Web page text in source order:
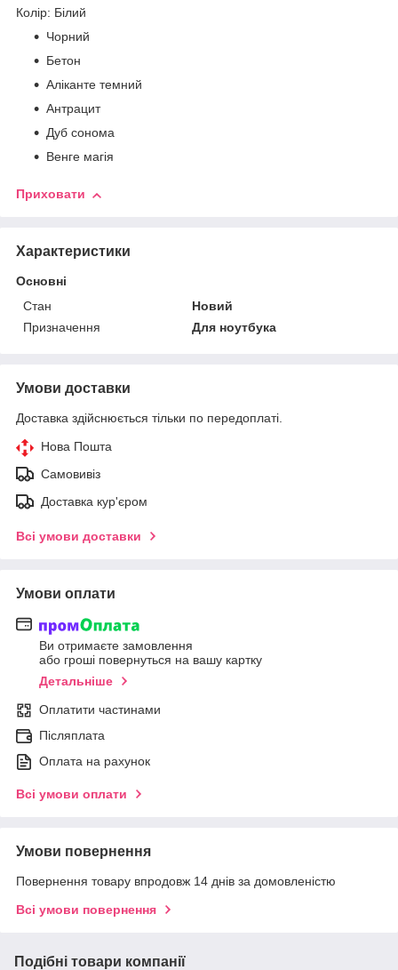
Колір: Білий
Чорний
Бетон
Аліканте темний
Антрацит
Дуб сонома
Венге магія
Приховати
Характеристики
Основні
Стан
Новий
Призначення
Для ноутбука
Умови доставки
Доставка здійснюється тільки по передоплаті.
Нова Пошта
Самовивіз
Доставка кур'єром
Всі умови доставки
Умови оплати
Ви отримаєте замовлення
або гроші повернуться на вашу картку
Детальніше
Оплатити частинами
Післяплата
Оплата на рахунок
Всі умови оплати
Умови повернення
Повернення товару впродовж 14 днів за домовленістю
Всі умови повернення
Подібні товари компанії